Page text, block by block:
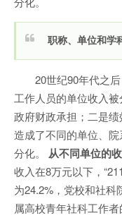
职称、单位和学
20世纪90年代之
工作人员的单位收入
政府财政承担；二是
造成了不同的单位、
分化。
从不同单位的
收入在8万元以下，
为24.2%，党校和社科
属高校青年社科工作